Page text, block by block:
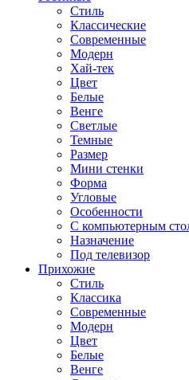
Стиль
Классические
Современные
Модерн
Хай-тек
Цвет
Белые
Венге
Светлые
Темные
Размер
Мини стенки
Форма
Угловые
Особенности
С компьютерным
Назначение
Под телевизор
Прихожие
Стиль
Классика
Современные
Модерн
Цвет
Белые
Венге